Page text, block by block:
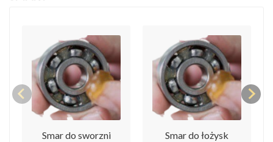
Smar do sworzni Smar do łożysk